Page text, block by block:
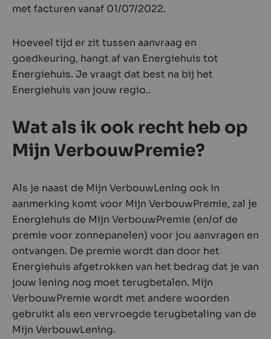
met facturen vanaf 01/07/2022.
Hoeveel tijd er zit tussen aanvraag en
goedkeuring, hangt af van Energiehuis tot
Energiehuis. Je vraagt dat best na bij het
Energiehuis van jouw regio..
Wat als ik ook recht heb op
Mijn VerbouwPremie?
Als je naast de Mijn VerbouwLening ook in
aanmerking komt voor Mijn VerbouwPremie, zal je
Energiehuis de Mijn VerbouwPremie (en/of de
premie voor zonnepanelen) voor jou aanvragen en
ontvangen. De premie wordt dan door het
Energiehuis afgetrokken van het bedrag dat je van
jouw lening nog moet terugbetalen. Mijn
VerbouwPremie wordt met andere woorden
gebruikt als een vervroegde terugbetaling van de
Mijn VerbouwLening.